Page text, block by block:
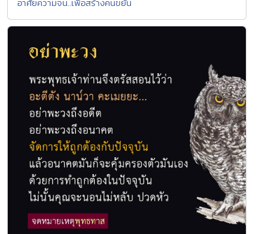
อาศัยความจน..เพื่อสร้างคนขยัน